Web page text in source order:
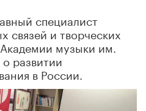
специалист
связей и творческих
музыки им.
развитии
в России.